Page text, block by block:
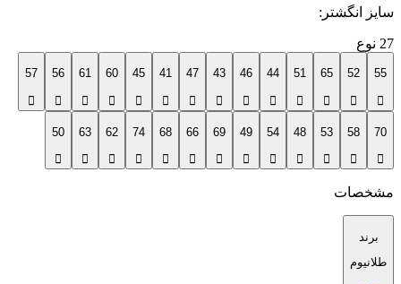
سایز انگشتر‌ :
27 نوع
55
52
65
51
44
46
43
47
41
45
60
61
56
57
70
58
53
48
54
49
69
66
68
74
62
63
50
مشخصات
برند
طلانیوم